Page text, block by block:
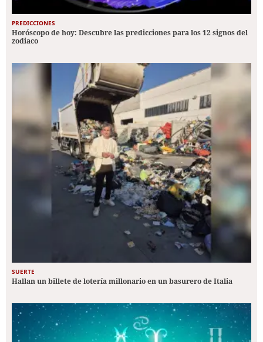
PREDICCIONES
Horóscopo de hoy: Descubre las predicciones para los 12 signos del
zodiaco
SUERTE
Hallan un billete de lotería millonario en un basurero de Italia